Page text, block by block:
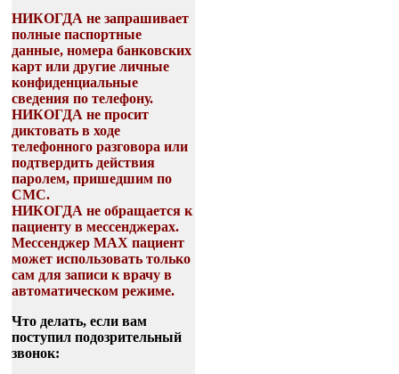
НИКОГДА не запрашивает
полные паспортные
данные, номера банковских
карт или другие личные
конфиденциальные
сведения по телефону.
НИКОГДА не просит
диктовать в ходе
телефонного разговора или
подтвердить действия
паролем, пришедшим по
СМС.
НИКОГДА не обращается к
пациенту в мессенджерах.
Мессенджер МАХ пациент
может использовать только
сам для записи к врачу в
автоматическом режиме.
Что делать, если вам
поступил подозрительный
звонок: